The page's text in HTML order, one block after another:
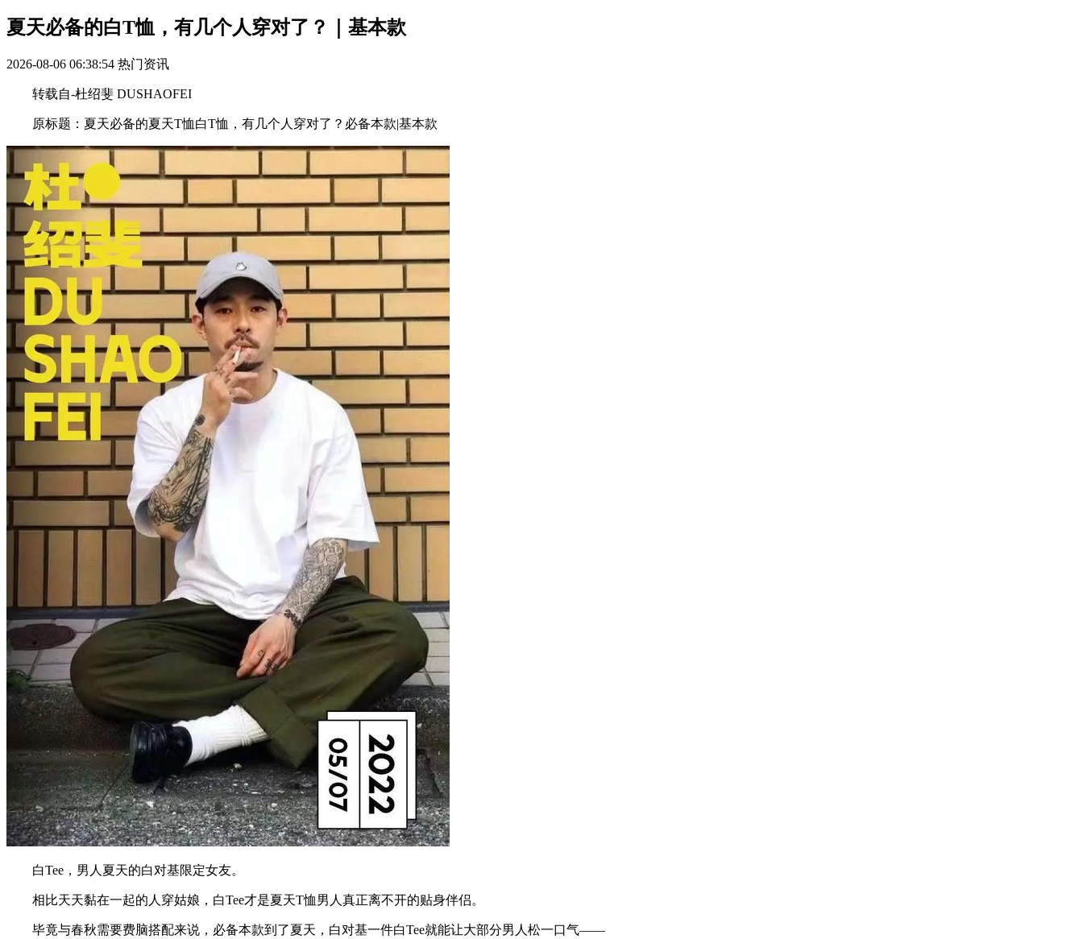
夏天必备的白T恤，有几个人穿对了？｜基本款
2026-08-06 06:38:54 热门资讯
转载自-杜绍斐 DUSHAOFEI
原标题：夏天必备的夏天T恤白T恤，有几个人穿对了？必备本款|基本款
白Tee，男人夏天的白对基限定女友。
相比天天黏在一起的人穿姑娘，白Tee才是夏天T恤男人真正离不开的贴身伴侣。
毕竟与春秋需要费脑搭配来说，必备本款到了夏天，白对基一件白Tee就能让大部分男人松一口气——